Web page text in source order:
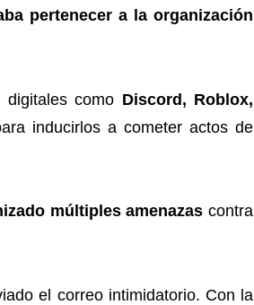
pertenecer a la organización
digitales como Discord, Roblox,
inducirlos a cometer actos de
múltiples amenazas contra
el correo intimidatorio. Con la